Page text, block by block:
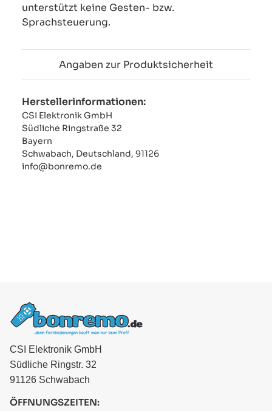
unterstützt keine Gesten- bzw.
Sprachsteuerung.
Angaben zur Produktsicherheit
Herstellerinformationen:
CSI Elektronik GmbH
Südliche Ringstraße 32
Bayern
Schwabach, Deutschland, 91126
info@bonremo.de
CSI Elektronik GmbH
Südliche Ringstr. 32
91126 Schwabach
ÖFFNUNGSZEITEN: